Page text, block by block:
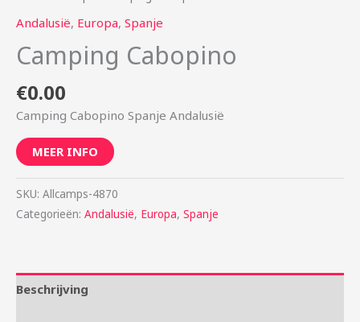
Andalusië, Europa, Spanje
Camping Cabopino
€0.00
Camping Cabopino Spanje Andalusië
MEER INFO
SKU: Allcamps-4870
Categorieën: Andalusië, Europa, Spanje
Beschrijving